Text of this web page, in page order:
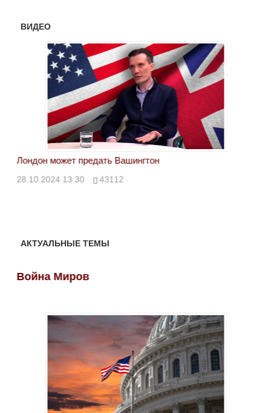
ВИДЕО
Лондон может предать Вашингтон
28.10.2024 13:30 43112
АКТУАЛЬНЫЕ ТЕМЫ
Война Миров